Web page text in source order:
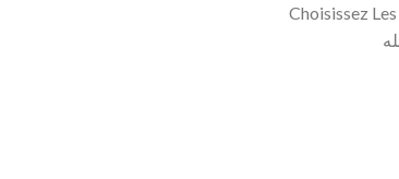
Choisissez